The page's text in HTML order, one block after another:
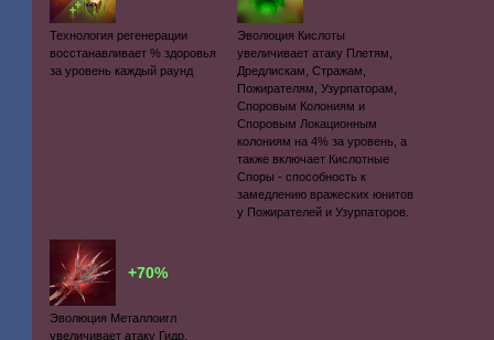
Технология регенерации
восстанавливает % здоровья
за уровень каждый раунд
Эволюция Кислоты
увеличивает атаку Плетям,
Дредлискам, Стражам,
Пожирателям, Узурпаторам,
Споровым Колониям и
Споровым Локационным
колониям на 4% за уровень, а
также включает Кислотные
Споры - способность к
замедлению вражеских юнитов
у Пожирателей и Узурпаторов.
+70%
Эволюция Металлоигл
увеличивает атаку Гидр,